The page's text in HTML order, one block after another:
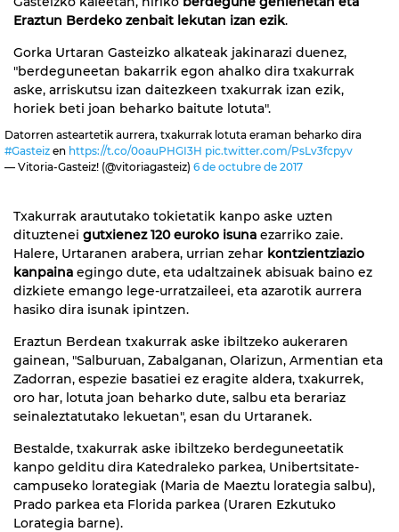
Eraztun Berdeko zenbait lekutan izan ezik.
Gorka Urtaran Gasteizko alkateak jakinarazi duenez,
"berdeguneetan bakarrik egon ahalko dira txakurrak
aske, arriskutsu izan daitezkeen txakurrak izan ezik,
horiek beti joan beharko baitute lotuta".
Datorren asteartetik aurrera, txakurrak lotuta eraman beharko dira
#Gasteiz en https://t.co/0oauPHGI3H pic.twitter.com/PsLv3fcpyv
— Vitoria-Gasteiz! (@vitoriagasteiz) 6 de octubre de 2017
Txakurrak araututako tokietatik kanpo aske uzten
dituztenei gutxienez 120 euroko isuna ezarriko zaie.
Halere, Urtaranen arabera, urrian zehar kontzientziazio
kanpaina egingo dute, eta udaltzainek abisuak baino ez
dizkiete emango lege-urratzaileei, eta azarotik aurrera
hasiko dira isunak ipintzen.
Eraztun Berdean txakurrak aske ibiltzeko aukeraren
gainean, "Salburuan, Zabalganan, Olarizun, Armentian eta
Zadorran, espezie basatiei ez eragite aldera, txakurrek,
oro har, lotuta joan beharko dute, salbu eta berariaz
seinaleztatutako lekuetan", esan du Urtaranek.
Bestalde, txakurrak aske ibiltzeko berdeguneetatik
kanpo gelditu dira Katedraleko parkea, Unibertsitate-
campuseko lorategiak (Maria de Maeztu lorategia salbu),
Prado parkea eta Florida parkea (Uraren Ezkutuko
Lorategia barne).